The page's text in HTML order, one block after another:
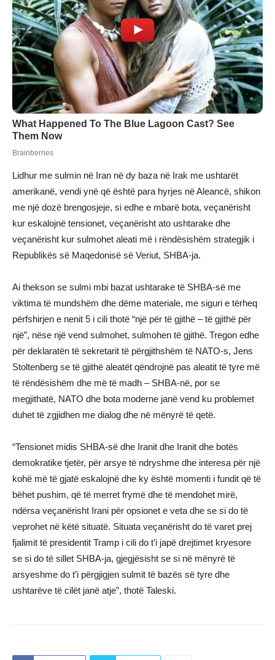
Lidhur me sulmin në Iran në dy baza në Irak me ushtarët
amerikanë, vendi ynë që është para hyrjes në Aleancë, shikon
me një dozë brengosjeje, si edhe e mbarë bota, veçanërisht
kur eskalojnë tensionet, veçanërisht ato ushtarake dhe
veçanërisht kur sulmohet aleati më i rëndësishëm strategjik i
Republikës së Maqedonisë së Veriut, SHBA-ja.
Ai thekson se sulmi mbi bazat ushtarake të SHBA-së me
viktima të mundshëm dhe dëme materiale, me siguri e tërheq
përfshirjen e nenit 5 i cili thotë “një për të gjithë – të gjithë për
një”, nëse një vend sulmohet, sulmohen të gjithë. Tregon edhe
për deklaratën të sekretarit të përgjithshëm të NATO-s, Jens
Stoltenberg se të gjithë aleatët qëndrojnë pas aleatit të tyre më
të rëndësishëm dhe më të madh – SHBA-në, por se
megjithatë, NATO dhe bota moderne janë vend ku problemet
duhet të zgjidhen me dialog dhe në mënyrë të qetë.
“Tensionet midis SHBA-së dhe Iranit dhe Iranit dhe botës
demokratike tjetër, për arsye të ndryshme dhe interesa për një
kohë më të gjatë eskalojnë dhe ky është momenti i fundit që të
bëhet pushim, që të merret frymë dhe të mendohet mirë,
ndërsa veçanërisht Irani për opsionet e veta dhe se si do të
veprohet në këtë situatë. Situata veçanërisht do të varet prej
fjalimit të presidentit Tramp i cili do t’i japë drejtimet kryesore
se si do të sillet SHBA-ja, gjegjësisht se si në mënyrë të
arsyeshme do t’i përgjigjen sulmit të bazës së tyre dhe
ushtarëve të cilët janë atje”, thotë Taleski.